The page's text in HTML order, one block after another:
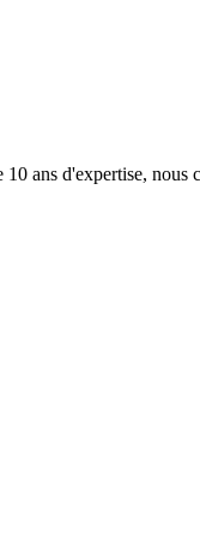
ans d'expertise,